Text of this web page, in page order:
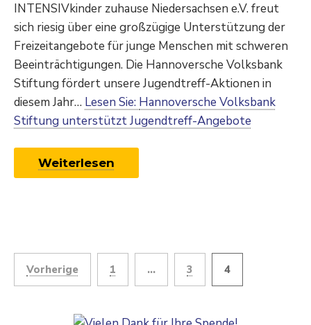
INTENSIVkinder zuhause Nieder­sachsen e.V. freut
sich riesig über eine großzügige Unter­stützung der
Freizeit­an­gebote für junge Menschen mit schweren
Beeinträchtigungen. Die Hanno­versche Volksbank
Stiftung fördert unsere Jugend­treff-Aktionen in
diesem Jahr… Lesen Sie: Hannoversche Volksbank
Stiftung unterstützt Jugendtreff-Angebote
Weiterlesen
Beitrags-
Navigation
Vorherige 1 … 3 4